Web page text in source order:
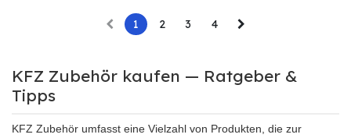
1 2 3 4
KFZ Zubehör kaufen — Ratgeber &
Tipps
KFZ Zubehör umfasst eine Vielzahl von Produkten, die zur